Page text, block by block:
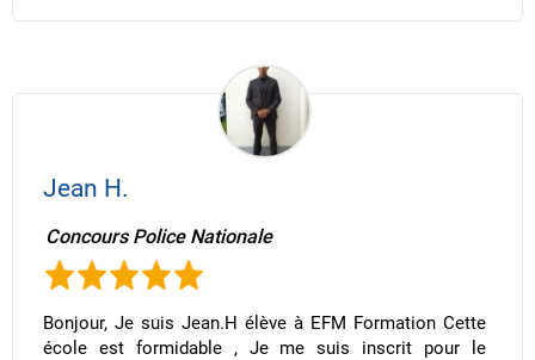
Jean H.
Concours Police Nationale
Bonjour, Je suis Jean.H élève à EFM Formation Cette
école est formidable , Je me suis inscrit pour le